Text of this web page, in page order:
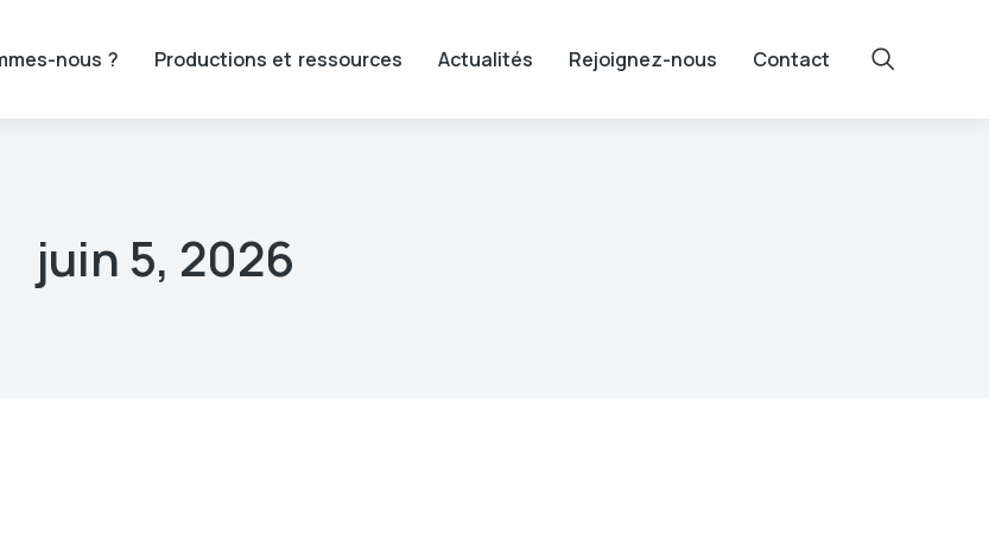
nous ? Productions et ressources Actualités Rejoignez-nous Contact
juin 5, 2026